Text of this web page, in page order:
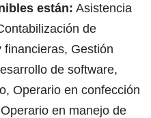
están: Asistencia
de
Gestión
de software,
Operario en confección
en manejo de